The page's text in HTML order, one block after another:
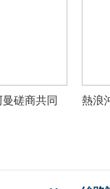
磋商共同
熱浪